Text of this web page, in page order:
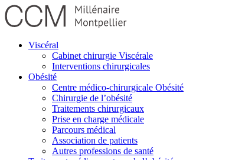
Viscéral
Cabinet chirurgie Viscérale
Interventions chirurgicales
Obésité
Centre médico-chirurgicale Obésité
Chirurgie de l’obésité
Traitements chirurgicaux
Prise en charge médicale
Parcours médical
Association de patients
Autres professions de santé